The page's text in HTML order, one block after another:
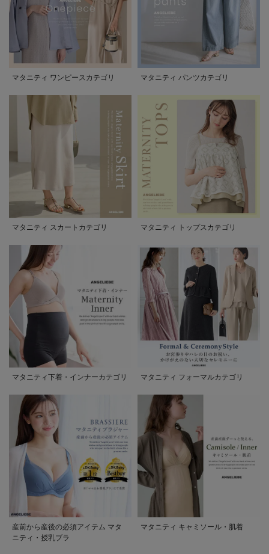
マタニティ ワンピースカテゴリ マタニティ パンツカテゴリ
マタニティ スカートカテゴリ マタニティ トップスカテゴリ
マタニティ下着・インナーカテゴリ マタニティ フォーマルカテゴリ
産前から産後の必須アイテム マタ
ニティ・授乳ブラ
マタニティ キャミソール・肌着